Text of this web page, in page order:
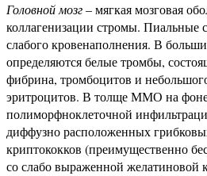
Головной мозг– мягкая мозговая
коллагенизации стромы. Пиальные
слабого кровенаполнения. В
определяются белые тромбы,
фибрина, тромбоцитов и
эритроцитов. В толще ММО на фоне
полиморфноклеточной
диффузно расположенных
криптококков (преимущественно
со слабо выраженной желатиновой